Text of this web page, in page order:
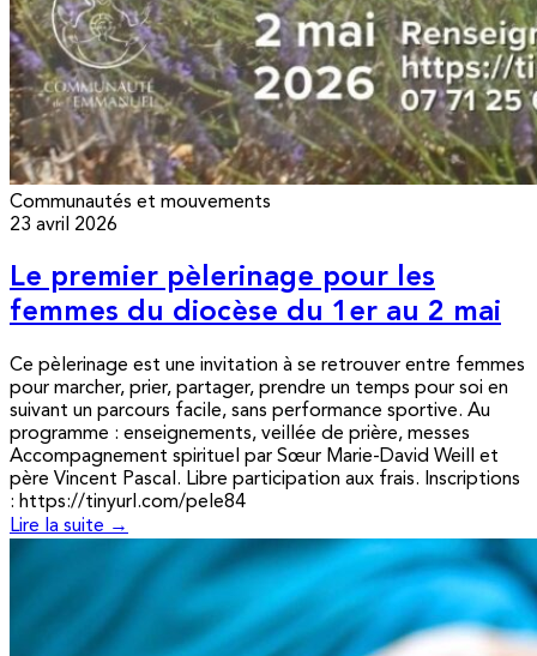
Communautés et mouvements
23 avril 2026
Le premier pèlerinage pour les
femmes du diocèse du 1er au 2 mai
Ce pèlerinage est une invitation à se retrouver entre femmes
pour marcher, prier, partager, prendre un temps pour soi en
suivant un parcours facile, sans performance sportive. Au
programme : enseignements, veillée de prière, messes
Accompagnement spirituel par Sœur Marie-David Weill et
père Vincent Pascal. Libre participation aux frais. Inscriptions
: https://tinyurl.com/pele84
Lire la suite →